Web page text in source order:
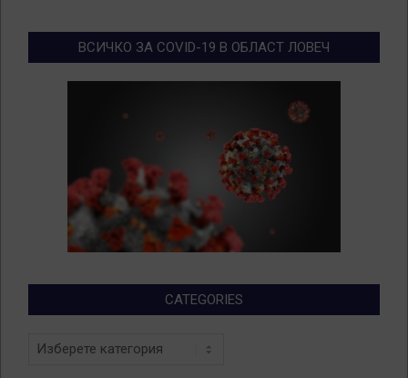
ВСИЧКО ЗА COVID-19 В ОБЛАСТ ЛОВЕЧ
CATEGORIES
Categories